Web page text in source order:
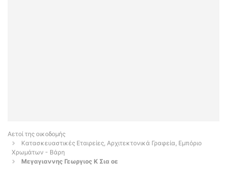
Αετοί της οικοδομής
Κατασκευαστικές Εταιρείες, Αρχιτεκτονικά Γραφεία, Εμπόριο
Χρωμάτων - Βάρη
Μεγαγιαννης Γεωργιος Κ Σια οε